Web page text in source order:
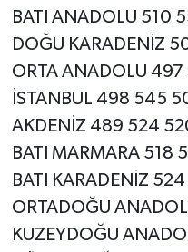
BATI ANADOLU 510
DOĞU KARADENİZ
ORTA ANADOLU
İSTANBUL 498 545
AKDENİZ 489 524
BATI MARMARA 518
BATI KARADENİZ
ORTADOĞU
KUZEYDOĞU